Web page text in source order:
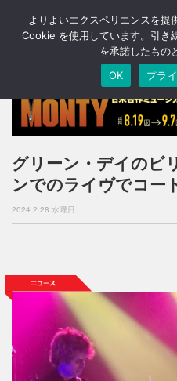
グリーン・デイのビ
ンでのライヴでコー
2024.2.28 水曜日
よりよいエクスペリエンスを提
Cookie を使用しています。引き
を承諾したもの
OK
プラ